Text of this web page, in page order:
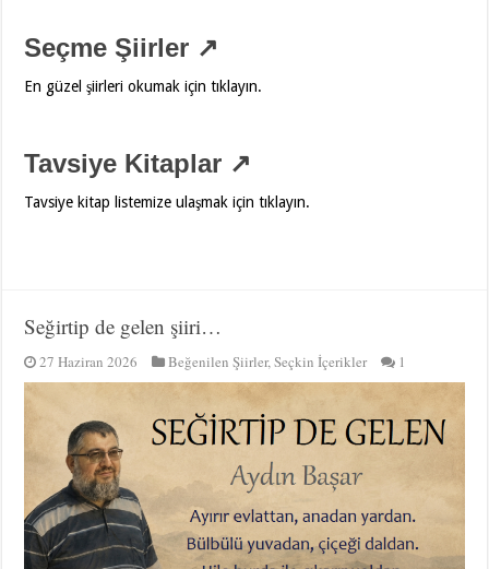
Seçme Şiirler ↗
En güzel şiirleri okumak için tıklayın.
Tavsiye Kitaplar ↗
Tavsiye kitap listemize ulaşmak için tıklayın.
Seğirtip de gelen şiiri…
27 Haziran 2026 Beğenilen Şiirler,Seçkin İçerikler 1